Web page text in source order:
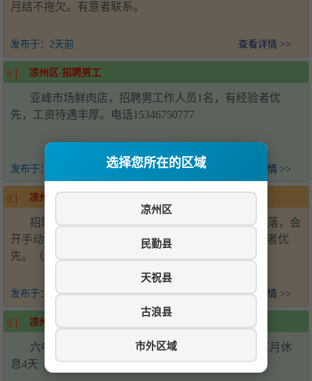
选择您所在的区域
凉州区
民勤县
天祝县
古浪县
市外区域
月结不拖欠。有意者联系。
发布于： 2天前 查看详情 >>
凉州区-招聘男工
亚峰市场鲜肉店，招聘男工作人员1名，有经验者优
先，工资待遇丰厚。电话15346750777
发布于： 查看详情 >>
凉州区-招聘司机
招聘驾驶员若干名，25-40岁，身体健康，干净利落，会
开手动挡车，技术过硬，薪资面议，有驾龄工作经历者优
先。（无犯罪记录）电话: 刘先生：15393518886
发布于： 3天前 查看详情 >>
凉州区-招聘帮厨
六中学校食堂招聘后厨帮厨2名，会压面优先，每月休
息4天（上六休一）工资面议-电话15393538881